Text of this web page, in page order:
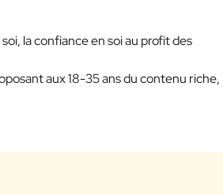
la confiance en soi au profit des
aux 18-35 ans du contenu riche,